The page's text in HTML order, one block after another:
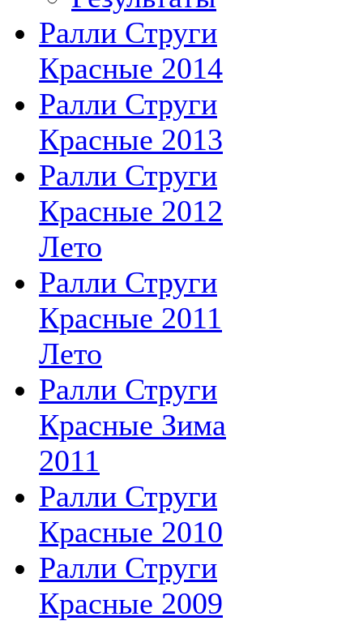
Ралли Струги
Красные 2014
Ралли Струги
Красные 2013
Ралли Струги
Красные 2012
Лето
Ралли Струги
Красные 2011
Лето
Ралли Струги
Красные Зима
2011
Ралли Струги
Красные 2010
Ралли Струги
Красные 2009